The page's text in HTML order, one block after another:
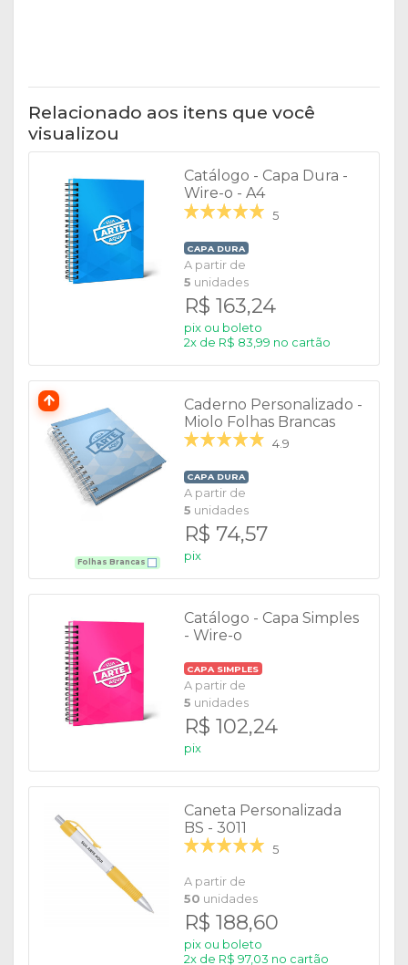
Relacionado aos itens que você
visualizou
Catálogo - Capa Dura -
Wire-o - A4
5
CAPA DURA
A partir de
5 unidades
R$ 163,24
pix ou boleto
2x de R$ 83,99 no cartão
Folhas Brancas
Caderno Personalizado -
Miolo Folhas Brancas
4.9
CAPA DURA
A partir de
5 unidades
R$ 74,57
pix
Catálogo - Capa Simples
- Wire-o
CAPA SIMPLES
A partir de
5 unidades
R$ 102,24
pix
Caneta Personalizada
BS - 3011
5
A partir de
50 unidades
R$ 188,60
pix ou boleto
2x de R$ 97,03 no cartão